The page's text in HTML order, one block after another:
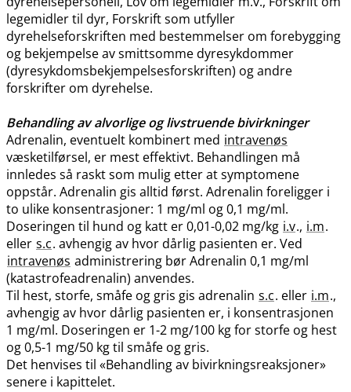
legemidler til dyr, Forskrift som utfyller
dyrehelseforskriften med bestemmelser om forebygging
og bekjempelse av smittsomme dyresykdommer
(dyresykdomsbekjempelsesforskriften) og andre
forskrifter om dyrehelse.
Behandling av alvorlige og livstruende bivirkninger
Adrenalin, eventuelt kombinert med intravenøs
væsketilførsel, er mest effektivt. Behandlingen må
innledes så raskt som mulig etter at symptomene
oppstår. Adrenalin gis alltid først. Adrenalin foreligger i
to ulike konsentrasjoner: 1 mg/ml og 0,1 mg​/​ml.
Doseringen til hund og katt er 0,01-0,02 mg/kg i.v., i.m.
eller s.c. avhengig av hvor dårlig pasienten er. Ved
intravenøs administrering bør Adrenalin 0,1 mg/ml
(katastrofeadrenalin) anvendes.
Til hest, storfe, småfe og gris gis adrenalin s.c. eller i.m.,
avhengig av hvor dårlig pasienten er, i konsentrasjonen
1 mg​/​ml. Doseringen er 1-2 mg/100 kg for storfe og hest
og 0,5-1 mg/50 kg til småfe og gris.
Det henvises til «Behandling av bivirkningsreaksjoner»
senere i kapittelet.